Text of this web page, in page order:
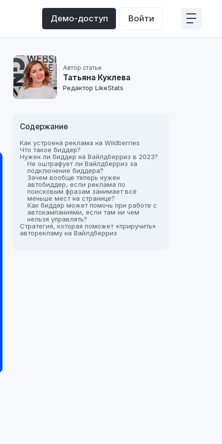
Демо-доступ Войти
Автор статьи
Татьяна Куклева
Редактор LikeStats
Содержание
Как устроена реклама на Wildberries
Что такое биддер?
Нужен ли биддер на Вайлдберриз в 2023?
Не оштрафует ли Вайлдберриз за
подключение биддера?
Зачем вообще теперь нужен
автобиддер, если реклама по
поисковым фразам занимает всё
меньше мест на странице?
Как биддер может помочь при работе с
автокампаниями, если там ни чем
нельзя управлять?
Стратегия, которая поможет «приручить»
авторекламу на Вайлдберриз